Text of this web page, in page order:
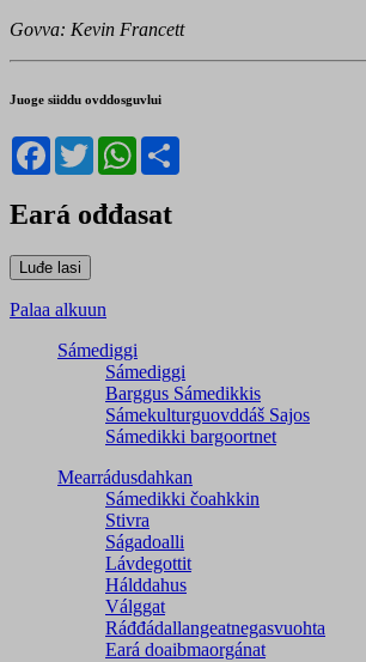
Govva: Kevin Francett
Juoge siiddu ovddosguvlui
Facebook
TwitterWhatsApp
Eará ođđasat
Palaa alkuun
Sámediggi
Sámediggi
Barggus Sámedikkis
Sámekulturguovddáš Sajos
Sámedikki bargoortnet
Mearrádusdahkan
Sámedikki čoahkkin
Stivra
Ságadoalli
Lávdegottit
Hálddahus
Válggat
Ráđđádallangeatnegas­vuohta
Eará doaibmaorgánat